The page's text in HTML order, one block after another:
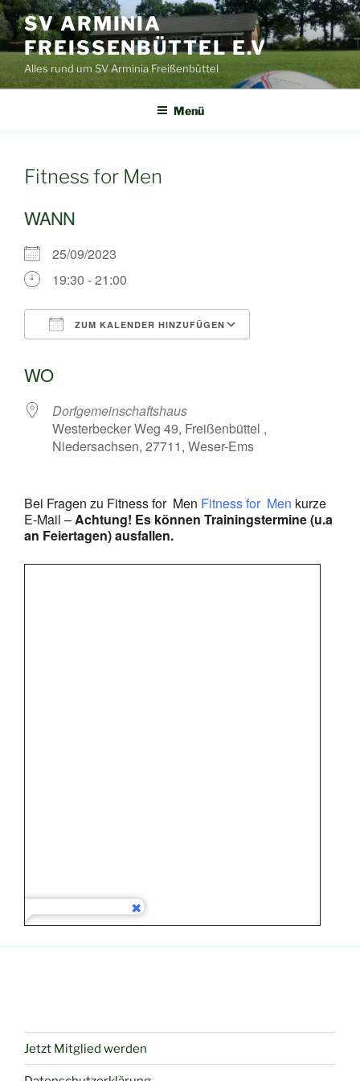
Zum
Inhalt
springen
SV ARMINIA
FREISSENBÜTTEL E.V
Alles rund um SV Arminia Freißenbüttel
Menü
Fitness for Men
WANN
25/09/2023
19:30 - 21:00
ZUM KALENDER HINZUFÜGEN
WO
Dorfgemeinschaftshaus
Westerbecker Weg 49, Freißenbüttel ,
Niedersachsen, 27711, Weser-Ems
Bei Fragen zu Fitness for Men Fitness for Men kurze
E-Mail – Achtung! Es können Trainingstermine (u.a
an Feiertagen) ausfallen.
Jetzt Mitglied werden